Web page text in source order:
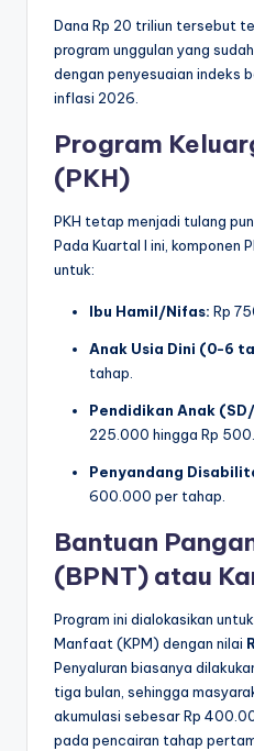
Dana Rp 20 triliun tersebut
program unggulan yang
dengan penyesuaian indeks
inflasi 2026.
Program
(PKH)
PKH tetap menjadi tulang
Pada Kuartal I ini, komponen
untuk:
Ibu Hamil/Nifas: Rp
Anak Usia Dini (0-6
tahap.
Pendidikan Anak
225.000 hingga Rp
Penyandang
600.000 per tahap.
Bantuan
(BPNT) atau
Program ini dialokasikan
Manfaat (KPM) dengan nilai
Penyaluran biasanya
tiga bulan, sehingga
akumulasi sebesar Rp
pada pencairan tahap